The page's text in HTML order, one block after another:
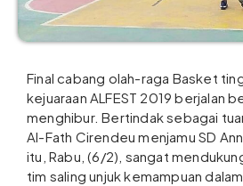
Final cabang olah-raga Basket
kejuaraan ALFEST 2019 berjalan
menghibur. Bertindak sebagai
Al-Fath Cirendeu menjamu SD
itu, Rabu, (6/2), sangat
tim saling unjuk kemampuan